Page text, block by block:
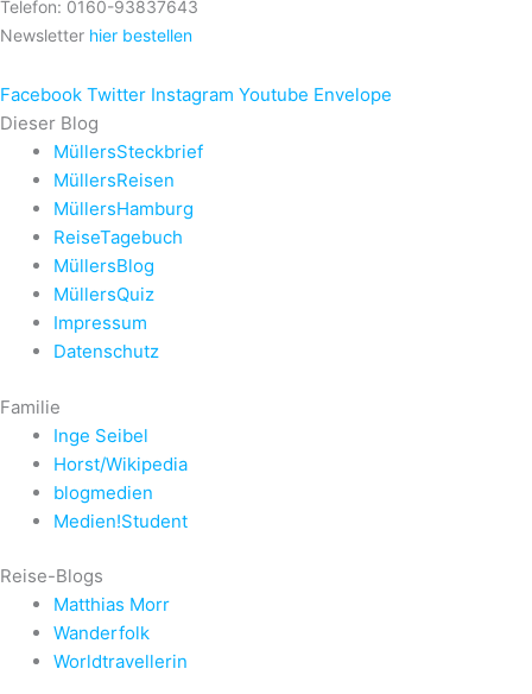
Telefon: 0160-93837643
Newsletter hier bestellen
Facebook Twitter Instagram Youtube Envelope
Dieser Blog
MüllersSteckbrief
MüllersReisen
MüllersHamburg
ReiseTagebuch
MüllersBlog
MüllersQuiz
Impressum
Datenschutz
Familie
Inge Seibel
Horst/Wikipedia
blogmedien
Medien!Student
Reise-Blogs
Matthias Morr
Wanderfolk
Worldtravellerin